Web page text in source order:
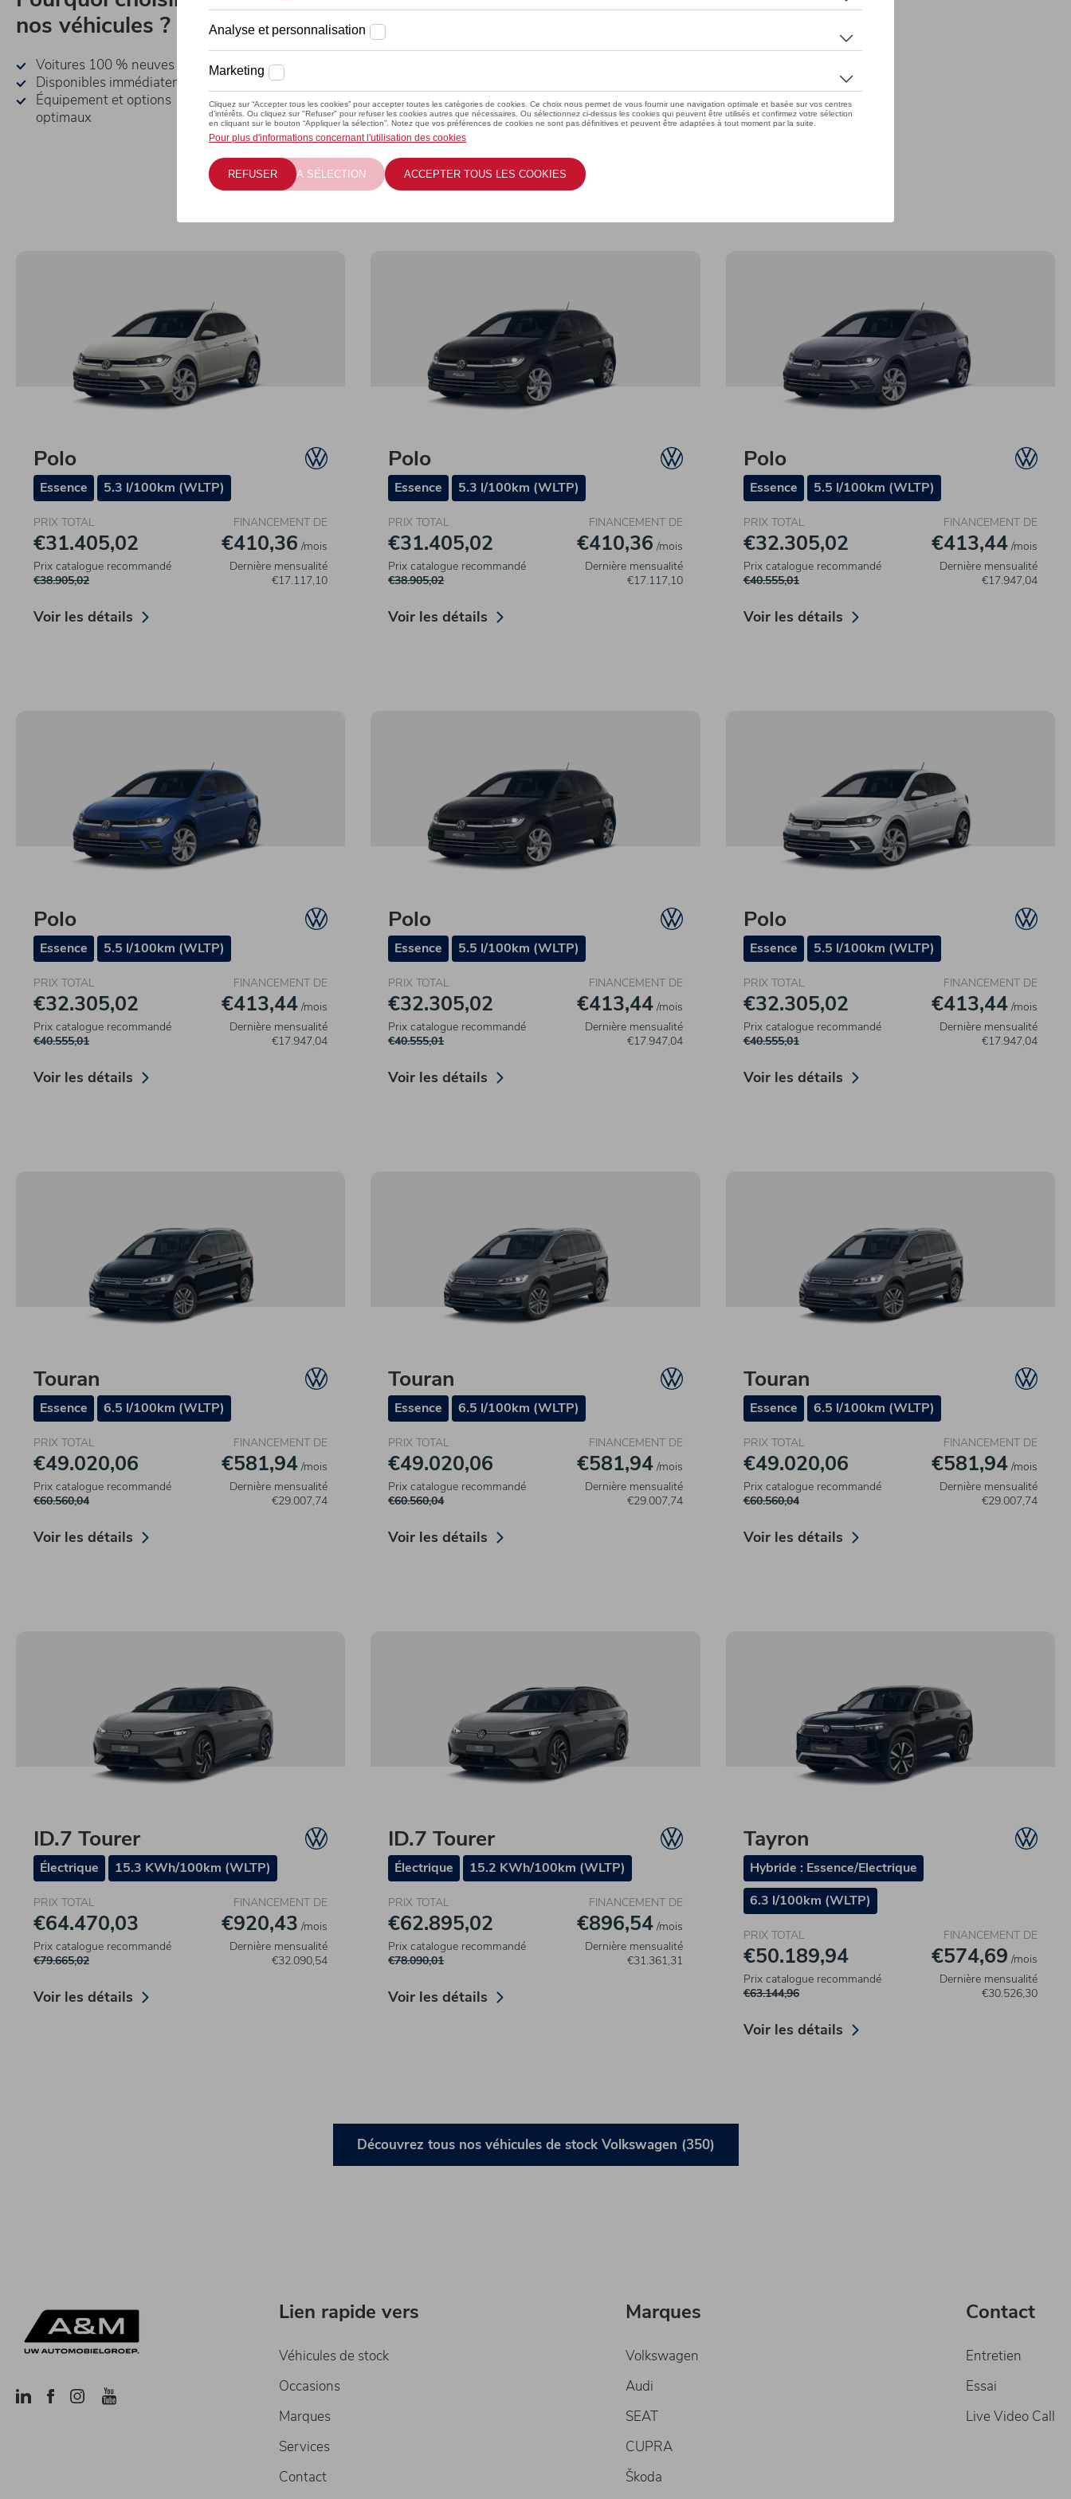
nos véhicules ?
Voitures 100 % neuves
Disponibles immédiatement
Équipement et options
optimaux
Choisissez votre voiture au
moment qui vous convient
Bénéficiez d’une ristourne
supplémentaire en ligne
Profitez des services d’un
distributeur
Polo
Essence 5.3 l/100km (WLTP)
PRIX TOTAL
€31.405,02
Prix catalogue recommandé
€38.905,02
FINANCEMENT DE
€410,36 /mois
Dernière mensualité
€17.117,10
Voir les détails
Polo
Essence 5.3 l/100km (WLTP)
PRIX TOTAL
€31.405,02
Prix catalogue recommandé
€38.905,02
FINANCEMENT DE
€410,36 /mois
Dernière mensualité
€17.117,10
Voir les détails
Polo
Essence 5.5 l/100km (WLTP)
PRIX TOTAL
€32.305,02
Prix catalogue recommandé
€40.555,01
FINANCEMENT DE
€413,44/mois
Dernière mensualité
€17.947,04
Voir les détails
Polo
Essence 5.5 l/100km (WLTP)
PRIX TOTAL
€32.305,02
Prix catalogue recommandé
€40.555,01
FINANCEMENT DE
€413,44 /mois
Dernière mensualité
€17.947,04
Voir les détails
Polo
Essence 5.5 l/100km (WLTP)
PRIX TOTAL
€32.305,02
Prix catalogue recommandé
€40.555,01
FINANCEMENT DE
€413,44/mois
Dernière mensualité
€17.947,04
Voir les détails
Polo
Essence 5.5 l/100km (WLTP)
PRIX TOTAL
€32.305,02
Prix catalogue recommandé
€40.555,01
FINANCEMENT DE
€413,44/mois
Dernière mensualité
€17.947,04
Voir les détails
Touran
Essence 6.5 l/100km (WLTP)
PRIX TOTAL
€49.020,06
Prix catalogue recommandé
€60.560,04
FINANCEMENT DE
€581,94 /mois
Dernière mensualité
€29.007,74
Voir les détails
Touran
Essence 6.5 l/100km (WLTP)
PRIX TOTAL
€49.020,06
Prix catalogue recommandé
€60.560,04
FINANCEMENT DE
€581,94/mois
Dernière mensualité
€29.007,74
Voir les détails
Touran
Essence 6.5 l/100km (WLTP)
PRIX TOTAL
€49.020,06
Prix catalogue recommandé
€60.560,04
FINANCEMENT DE
€581,94/mois
Dernière mensualité
€29.007,74
Voir les détails
ID.7 Tourer
Électrique 15.3 KWh/100km (WLTP)
PRIX TOTAL
€64.470,03
Prix catalogue recommandé
€79.665,02
FINANCEMENT DE
€920,43 /mois
Dernière mensualité
€32.090,54
Voir les détails
ID.7 Tourer
Électrique 15.2 KWh/100km (WLTP)
PRIX TOTAL
€62.895,02
Prix catalogue recommandé
€78.090,01
FINANCEMENT DE
€896,54/mois
Dernière mensualité
€31.361,31
Voir les détails
Tayron
Hybride : Essence/Electrique
6.3 l/100km (WLTP)
PRIX TOTAL
€50.189,94
Prix catalogue recommandé
€63.144,96
FINANCEMENT DE
€574,69 /mois
Dernière mensualité
€30.526,30
Voir les détails
Découvrez tous nos véhicules de stock Volkswagen (350)
Lien rapide vers
Véhicules de stock
Occasions
Marques
Services
Contact
Marques
Volkswagen
Audi
SEAT
CUPRA
Škoda
Contact
Entretien
Essai
Live Video Call